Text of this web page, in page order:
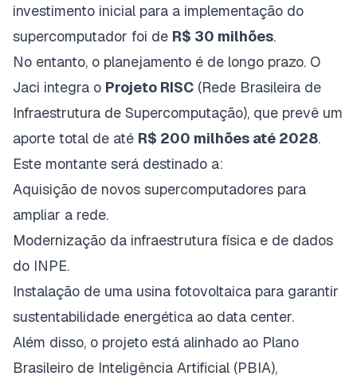
investimento inicial para a implementação do
supercomputador foi de R$ 30 milhões.
No entanto, o planejamento é de longo prazo. O
Jaci integra o Projeto RISC (Rede Brasileira de
Infraestrutura de Supercomputação), que prevê um
aporte total de até R$ 200 milhões até 2028.
Este montante será destinado a:
Aquisição de novos supercomputadores para
ampliar a rede.
Modernização da infraestrutura física e de dados
do INPE.
Instalação de uma usina fotovoltaica para garantir
sustentabilidade energética ao data center.
Além disso, o projeto está alinhado ao Plano
Brasileiro de Inteligência Artificial (PBIA),